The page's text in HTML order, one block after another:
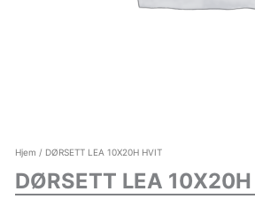
Hjem / DØRSETT LEA 10X20H HVIT
DØRSETT LEA